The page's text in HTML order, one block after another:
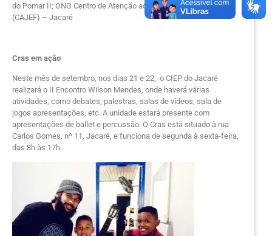
do Pomar II; ONG Centro de Atenção ao Jovem Espaço Feliz
(CAJEF) – Jacaré
Cras em ação
Neste mês de setembro, nos dias 21 e 22, o CIEP do Jacaré
realizará o II Encontro Wilson Mendes, onde haverá várias
atividades, como debates, palestras, salas de vídeos, sala de
jogos apresentações, etc. A unidade estará presente com
apresentações de ballet e percussão. O Cras está situado à rua
Carlos Gomes, nº 11, Jacaré, e funciona de segunda à sexta-feira,
das 8h às 17h.